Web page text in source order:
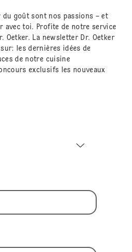
goût sont nos passions – et
avec toi. Profite de notre service
Oetker. La newsletter Dr. Oetker
les dernières idées de
de notre cuisine
exclusifs les nouveaux